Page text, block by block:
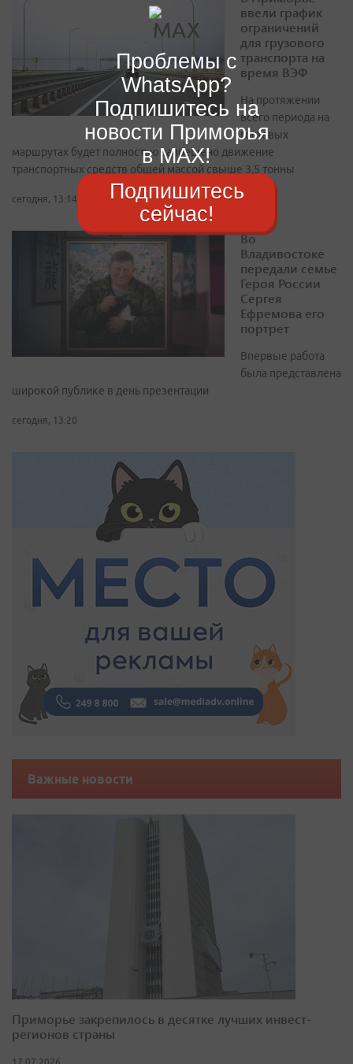
ввели график
ограничений
для грузового
транспорта на
время ВЭФ
На протяжении
всего периода на
гостевых
маршрутах будет полностью запрещено движение
транспортных средств общей массой свыше 3,5 тонны
сегодня, 13:14
Во
Владивостоке
передали семье
Героя России
Сергея
Ефремова его
портрет
Впервые работа
была представлена
широкой публике в день презентации
сегодня, 13:20
Важные новости
Приморье закрепилось в десятке лучших инвест-
регионов страны
Проблемы с
WhatsApp?
Подпишитесь на
новости Приморья
в MAX!
Подпишитесь
сейчас!